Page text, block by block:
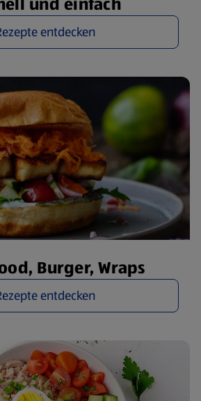
entdecken
Burger, Wraps
entdecken